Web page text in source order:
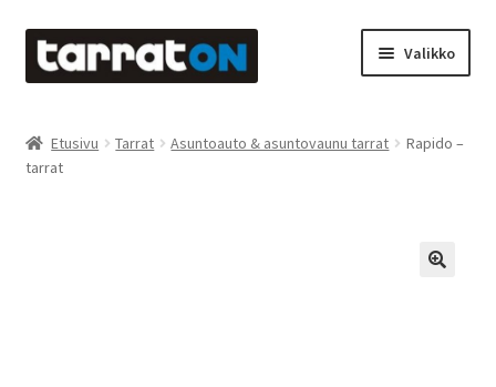
Siirry
navigointiin
Siirry
sisältöön
Valikko
Kyltit
Etusivu Tarrat Asuntoauto & asuntovaunu tarrat
Rapido –
tarrat